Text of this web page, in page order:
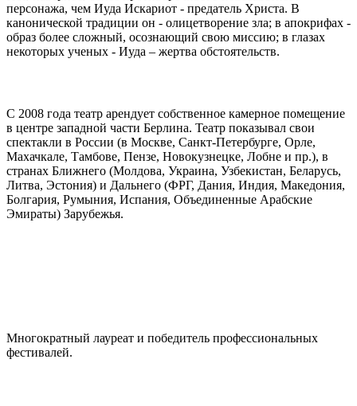
персонажа, чем Иуда Искариот - предатель Христа. В
канонической традиции он - олицетворение зла; в апокрифах -
образ более сложный, осознающий свою миссию; в глазах
некоторых ученых - Иуда – жертва обстоятельств.
С 2008 года театр арендует собственное камерное помещение
в центре западной части Берлина. Театр показывал свои
спектакли в России (в Москве, Санкт-Петербурге, Орле,
Махачкале, Тамбове, Пензе, Новокузнецке, Лобне и пр.), в
странах Ближнего (Молдова, Украина, Узбекистан, Беларусь,
Литва, Эстония) и Дальнего (ФРГ, Дания, Индия, Македония,
Болгария, Румыния, Испания, Объединенные Арабские
Эмираты) Зарубежья.
Многократный лауреат и победитель профессиональных
фестивалей.